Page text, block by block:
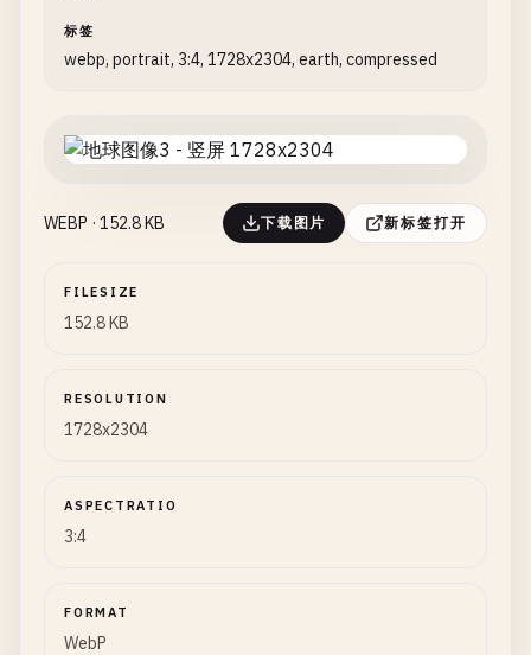
标签
webp, portrait, 3:4, 1728x2304, earth, compressed
WEBP · 152.8 KB 下载图片 新标签打开
FILESIZE
152.8 KB
RESOLUTION
1728x2304
ASPECTRATIO
3:4
FORMAT
WebP